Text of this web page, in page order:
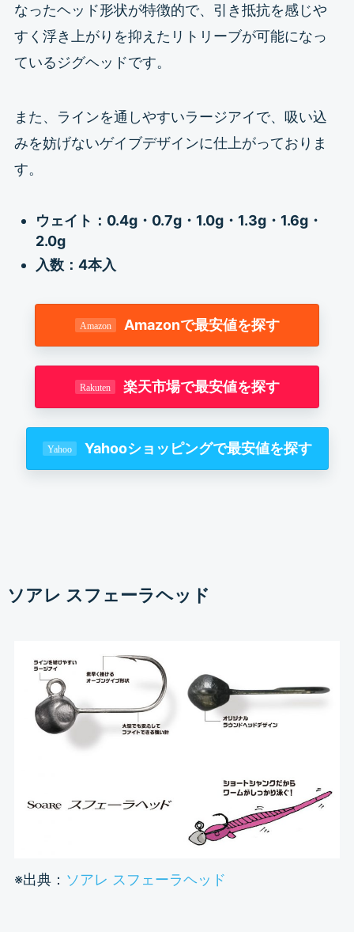
なったヘッド形状が特徴的で、引き抵抗を感じや
すく浮き上がりを抑えたリトリーブが可能になっ
ているジグヘッドです。
また、ラインを通しやすいラージアイで、吸い込
みを妨げないゲイブデザインに仕上がっておりま
す。
ウェイト：0.4g・0.7g・1.0g・1.3g・1.6g・
2.0g
入数：4本入
Amazonで最安値を探す
楽天市場で最安値を探す
Yahooショッピングで最安値を探す
ソアレ スフェーラヘッド
※出典： ソアレ スフェーラヘッド